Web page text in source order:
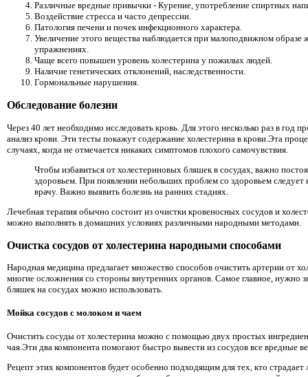
Различные вредные привычки - Курение, употребление спиртных
Воздействие стресса и часто депрессии.
Патология печени и почек инфекционного характера.
Увеличение этого вещества наблюдается при малоподвижном образе
упражнениях.
Чаще всего повышен уровень холестерина у пожилых людей.
Наличие генетических отклонений, наследственности.
Гормональные нарушения.
Обследование болезни
Через 40 лет необходимо исследовать кровь. Для этого несколько раз в год
анализ крови. Эти тесты покажут содержание холестерина в крови.Эта
случаях, когда не отмечается никаких симптомов плохого самочувствия.
Чтобы избавиться от холестериновых бляшек в сосудах, важно
здоровьем. При появлении небольших проблем со здоровьем следует
врачу. Важно выявить болезнь на ранних стадиях.
Лечебная терапия обычно состоит из очистки кровеносных сосудов и
можно выполнять в домашних условиях различными народными методами.
Очистка сосудов от холестерина народными способами
Народная медицина предлагает множество способов очистить артерии от
многие осложнения со стороны внутренних органов. Самое главное, нужно
бляшек на сосудах можно использовать.
Мойка сосудов с молоком и чаем
Очистить сосуды от холестерина можно с помощью двух простых
чая.Эти два компонента помогают быстро вывести из сосудов все вредные
Рецепт этих компонентов будет особенно подходящим для тех, кто